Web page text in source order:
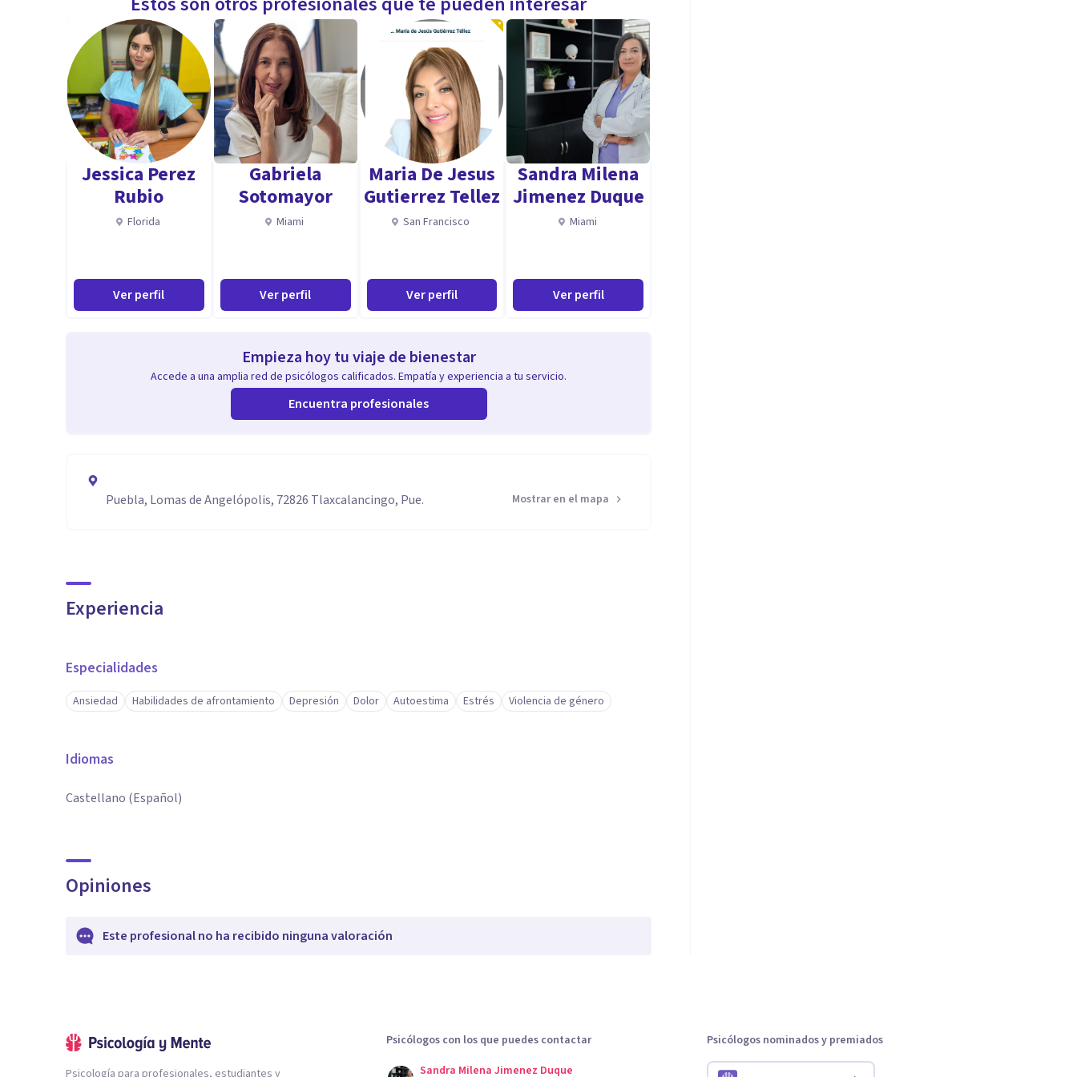
Jessica Perez
Rubio
Florida
Ver perfil
Gabriela
Sotomayor
Miami
Ver perfil
Maria De Jesus
Gutierrez Tellez
San Francisco
Ver perfil
Sandra Milena
Jimenez Duque
Miami
Ver perfil
Empieza hoy tu viaje de bienestar
Accede a una amplia red de psicólogos calificados. Empatía y experiencia a tu servicio.
Encuentra profesionales
Puebla, Lomas de Angelópolis, 72826 Tlaxcalancingo, Pue. Mostrar en el mapa
Experiencia
Especialidades
Ansiedad Habilidades de afrontamiento Depresión Dolor Autoestima Estrés Violencia de género
Idiomas
Castellano (Español)
Opiniones
Este profesional no ha recibido ninguna valoración
Psicología para profesionales, estudiantes y
Psicólogos con los que puedes contactar
Sandra Milena Jimenez Duque
Psicólogos nominados y premiados